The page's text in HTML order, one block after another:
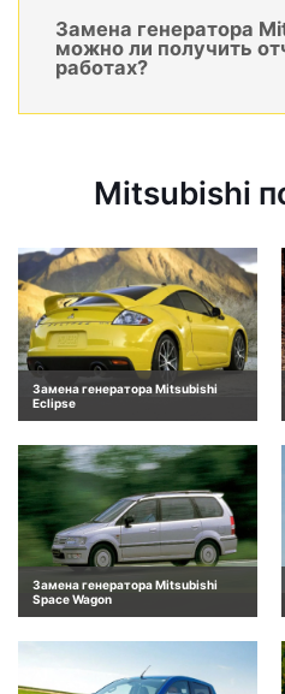
Замена генератора
можно ли получить
работах?
Mitsubishi
Замена генератора Mitsubishi
Eclipse
Замена генератора Mitsubishi
Space Wagon